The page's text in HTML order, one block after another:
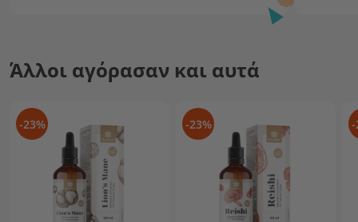
Άλλοι αγόρασαν και αυτά
-23% -23% -